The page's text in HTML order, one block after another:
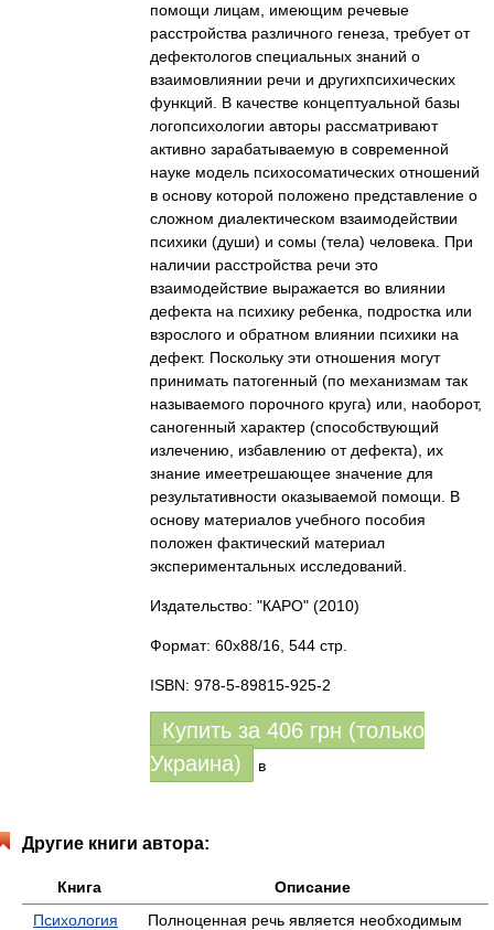
помощи лицам, имеющим речевые
расстройства различного генеза, требует от
дефектологов специальных знаний о
взаимовлиянии речи и другихпсихических
функций. В качестве концептуальной базы
логопсихологии авторы рассматривают
активно зарабатываемую в современной
науке модель психосоматических отношений
в основу которой положено представление о
сложном диалектическом взаимодействии
психики (души) и сомы (тела) человека. При
наличии расстройства речи это
взаимодействие выражается во влиянии
дефекта на психику ребенка, подростка или
взрослого и обратном влиянии психики на
дефект. Поскольку эти отношения могут
принимать патогенный (по механизмам так
называемого порочного круга) или, наоборот,
саногенный характер (способствующий
излечению, избавлению от дефекта), их
знание имеетрешающее значение для
результативности оказываемой помощи. В
основу материалов учебного пособия
положен фактический материал
экспериментальных исследований.
Издательство: "КАРО" (2010)
Формат: 60x88/16, 544 стр.
ISBN: 978-5-89815-925-2
Купить за 406 грн (только
Украина)
в
Другие книги автора:
Книга
Описание
Психология
Полноценная речь является необходимым